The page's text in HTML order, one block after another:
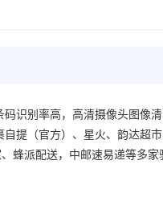
识别率高，高清摄像头图像
提（官方）、星火、韵达超
蜂派配送，中邮速易递等多